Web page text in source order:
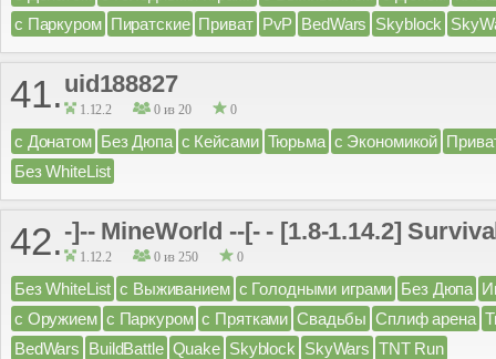
с Паркуром Пиратские Приват PvP BedWars Skyblock
41. uid188827
1.12.2 0 из 20 0
с Донатом Без Дюпа с Кейсами Тюрьма с Экономикой
Без WhiteList
42. -]-- MineWorld --[- - [1.8-1.14.2]
1.12.2 0 из 250 0
Без WhiteList с Выживанием с Голодными играми Без Дюпа
с Оружием с Паркуром с Прятками Свадьбы Сплиф арена
BedWars BuildBattle Quake Skyblock SkyWars TNT Run